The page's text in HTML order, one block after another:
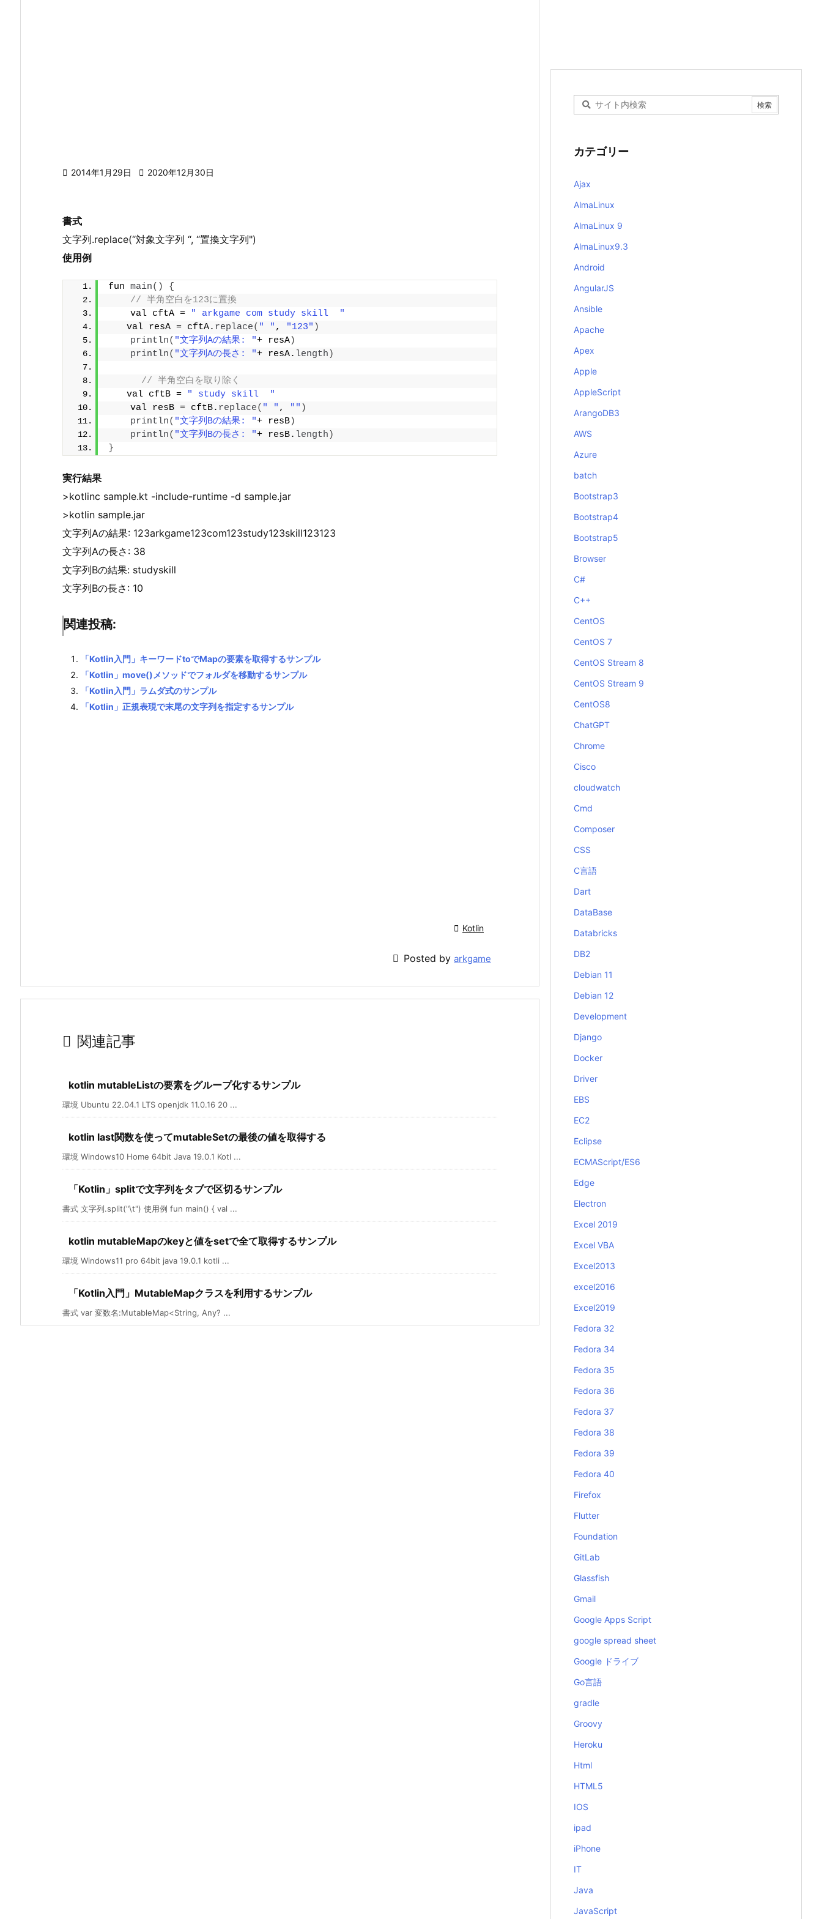
 2014年1月29日  2020年12月30日
書式
文字列.replace(“対象文字列 “, “置換文字列")
使用例
fun main()
{
// 半角空白を123に置換
    val cftA =
" arkgame com study skill  "
val resA = cftA. replace( " " , "123" )
println( "文字列Aの結果: "+ resA)
println( "文字列Aの長さ: "+ resA. length )
// 半角空白を取り除く
val cftB =
" study skill  "
    val resB = cftB.
replace( " " , "" )
println( "文字列Bの結果: "+ resB)
println( "文字列Bの長さ: "+ resB. length )
}
実行結果
>kotlinc sample.kt -include-runtime -d sample.jar
>kotlin sample.jar
文字列Aの結果: 123arkgame123com123study123skill123123
文字列Aの長さ: 38
文字列Bの結果: studyskill
文字列Bの長さ: 10
関連投稿:
「Kotlin入門」キーワードtoでMapの要素を取得するサンプル
「Kotlin」move()メソッドでフォルダを移動するサンプル
「Kotlin入門」ラムダ式のサンプル
「Kotlin」正規表現で末尾の文字列を指定するサンプル
 Kotlin
 Posted by arkgame
 関連記事
kotlin mutableListの要素をグループ化するサンプル
環境 Ubuntu 22.04.1 LTS openjdk 11.0.16 20 ...
kotlin last関数を使ってmutableSetの最後の値を取得する
環境 Windows10 Home 64bit Java 19.0.1 Kotl ...
「Kotlin」splitで文字列をタブで区切るサンプル
書式 文字列.split("\t") 使用例 fun main() { val ...
kotlin mutableMapのkeyと値をsetで全て取得するサンプル
環境 Windows11 pro 64bit java 19.0.1 kotli ...
「Kotlin入門」MutableMapクラスを利用するサンプル
書式 var 変数名:MutableMap<String, Any? ...
カテゴリー
Ajax
AlmaLinux
AlmaLinux 9
AlmaLinux9.3
Android
AngularJS
Ansible
Apache
Apex
Apple
AppleScript
ArangoDB3
AWS
Azure
batch
Bootstrap3
Bootstrap4
Bootstrap5
Browser
C#
C++
CentOS
CentOS 7
CentOS Stream 8
CentOS Stream 9
CentOS8
ChatGPT
Chrome
Cisco
cloudwatch
Cmd
Composer
CSS
C言語
Dart
DataBase
Databricks
DB2
Debian 11
Debian 12
Development
Django
Docker
Driver
EBS
EC2
Eclipse
ECMAScript/ES6
Edge
Electron
Excel 2019
Excel VBA
Excel2013
excel2016
Excel2019
Fedora 32
Fedora 34
Fedora 35
Fedora 36
Fedora 37
Fedora 38
Fedora 39
Fedora 40
Firefox
Flutter
Foundation
GitLab
Glassfish
Gmail
Google Apps Script
google spread sheet
Google ドライブ
Go言語
gradle
Groovy
Heroku
Html
HTML5
IOS
ipad
iPhone
IT
Java
JavaScript